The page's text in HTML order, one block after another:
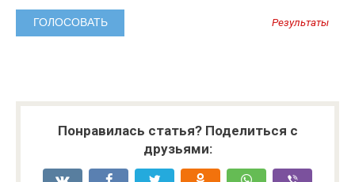
Результаты
Понравилась статья? Поделиться с
друзьями: